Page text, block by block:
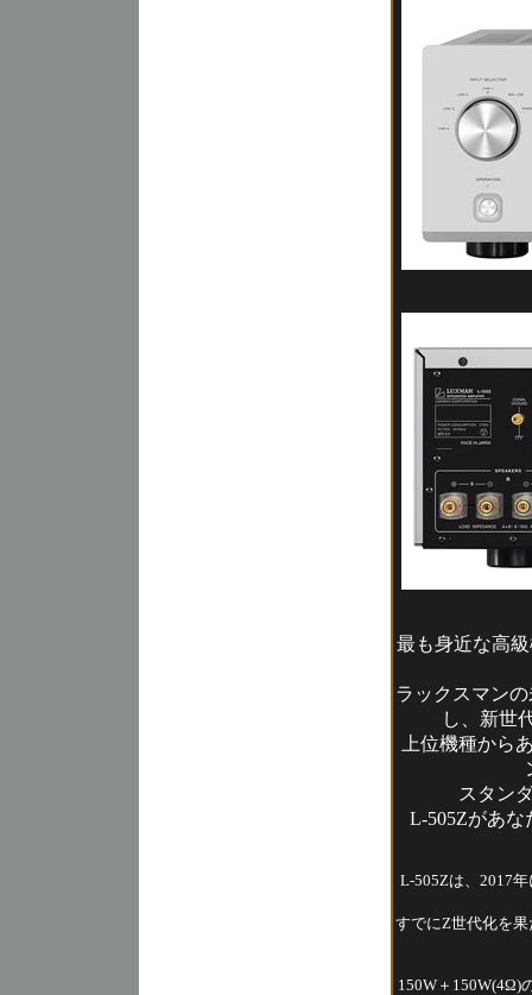
最も身近な高
ラックスマン
し、新世
上位機種から
スタン
L-505Zがあ
L-505Zは、2017
すでにZ世代化を
150W＋150W(4Ω)